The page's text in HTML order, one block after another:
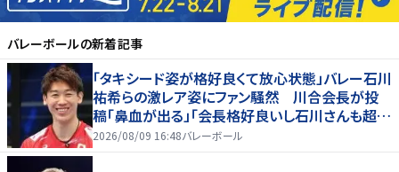
バレーボールの新着記事
「タキシード姿が格好良くて放心状態」バレー石川
祐希らの激レア姿にファン騒然 川合会長が投
稿「鼻血が出る」「会長格好良いし石川さんも超格
好いい」
2026/08/09 16:48バレーボール